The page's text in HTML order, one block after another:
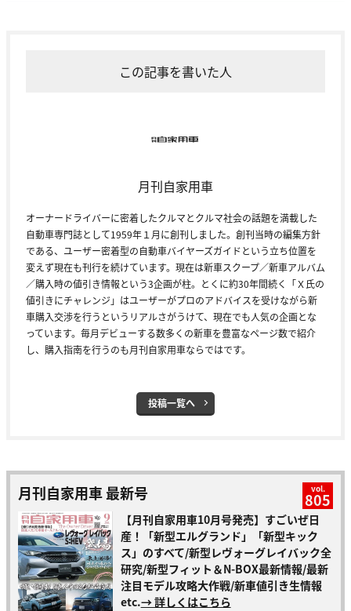
この記事を書いた人
月刊自家用車
オーナードライバーに密着したクルマとクルマ社会の話題を満載した
自動車専門誌として1959年１月に創刊しました。創刊当時の編集方針
である、ユーザー密着型の自動車バイヤーズガイドという立ち位置を
変えず現在も刊行を続けています。現在は新車スクープ／新車アルバム
／購入時の値引き情報という3企画が柱。とくに約30年間続く「Ｘ氏の
値引きにチャレンジ」はユーザーがプロのアドバイスを受けながら新
車購入交渉を行うというリアルさがうけて、現在でも人気の企画とな
っています。毎月デビューする数多くの新車を豊富なページ数で紹介
し、購入指南を行うのも月刊自家用車ならではです。
投稿一覧へ
月刊自家用車 最新号 vol.
805
【月刊自家用車10月号発売】すごいぜ日
産！「新型エルグランド」「新型キック
ス」のすべて/新型レヴォーグレイバック全
研究/新型フィット＆N-BOX最新情報/最新
注目モデル攻略大作戦/新車値引き生情報
etc.→ 詳しくはこちら